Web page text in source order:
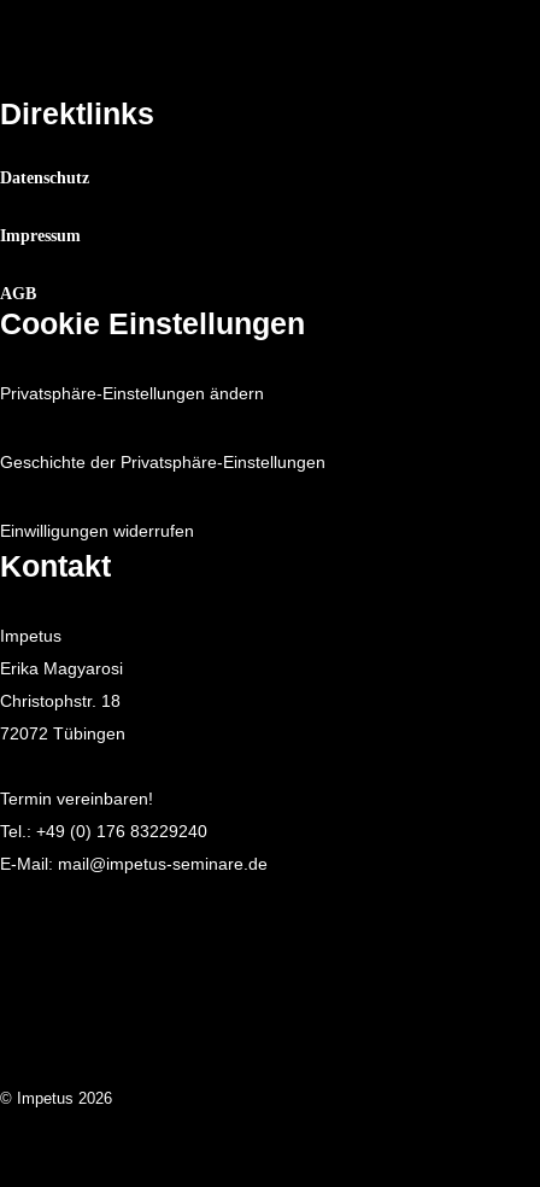
Direktlinks
Datenschutz
Impressum
AGB
Cookie Einstellungen
Privatsphäre-Einstellungen ändern
Geschichte der Privatsphäre-Einstellungen
Einwilligungen widerrufen
Kontakt
Impetus
Erika Magyarosi
Christophstr. 18
72072 Tübingen
Termin vereinbaren!
Tel.: +49 (0) 176 83229240
E-Mail: mail@impetus-seminare.de
© Impetus 2026